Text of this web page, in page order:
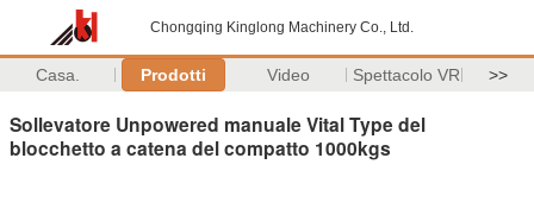
Chongqing Kinglong Machinery Co., Ltd.
Casa. Prodotti Video Spettacolo VR >>
Sollevatore Unpowered manuale Vital Type del
blocchetto a catena del compatto 1000kgs